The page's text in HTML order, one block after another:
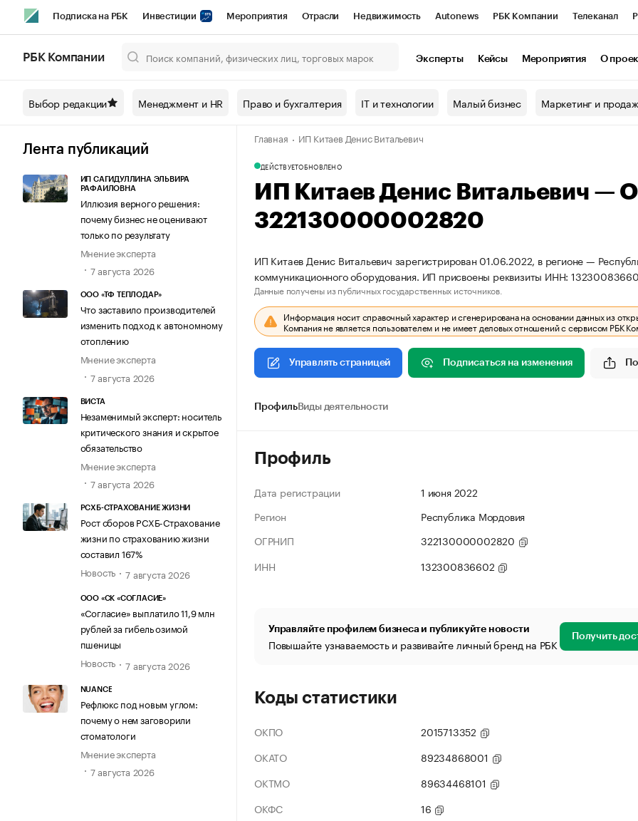
Подписка на РБК Инвестиции Мероприятия Отрасли Недвижимость Autonews РБК Компании Телеканал
Спецпроекты СПб Конференции СПб Спецпроекты Проверка контрагентов
Технологии и медиа Рынок наличной валюты
РБК Компании Эксперты Кейсы Мероприятия О
Выбор редакции Менеджмент и HR Право и бухгалтерия IT и технологии Малый бизнес Маркетинг и
Лента публикаций
ИП САГИДУЛЛИНА ЭЛЬВИРА
РАФАИЛОВНА
Иллюзия верного решения:
почему бизнес не оценивают
только по результату
Мнение эксперта
7 августа 2026
ООО «ТФ ТЕПЛОДАР»
Что заставило производителей
изменить подход к автономному
отоплению
Мнение эксперта
7 августа 2026
ВИСТА
Незаменимый эксперт: носитель
критического знания и скрытое
обязательство
Мнение эксперта
7 августа 2026
РСХБ-СТРАХОВАНИЕ ЖИЗНИ
Рост сборов РСХБ-Страхование
жизни по страхованию жизни
составил 167%
Новость
7 августа 2026
ООО «СК «СОГЛАСИЕ»
«Согласие» выплатило 11,9 млн
рублей за гибель озимой
пшеницы
Новость
7 августа 2026
NUANCE
Рефлюкс под новым углом:
почему о нем заговорили
стоматологи
Мнение эксперта
7 августа 2026
Главная ИП Китаев Денис Витальевич
ДЕЙСТВУЕТОБНОВЛЕНО
ИП Китаев Денис Витальевич —
322130000002820
ИП Китаев Денис Витальевич зарегистрирован 01.06.2022, в регионе —
коммуникационного оборудования. ИП присвоены реквизиты ИНН:
Данные получены из публичных государственных источников.
Информация носит справочный характер и сгенерирована на основании данных из
Компания не является пользователем и не имеет деловых отношений с сервисом РБК
Управлять страницей Подписаться на изменения
ПрофильВиды деятельности
Профиль
Дата регистрации
1 июня 2022
Регион
Республика Мордовия
ОГРНИП
322130000002820
ИНН
132300836602
Управляйте профилем бизнеса и публикуйте новости
Повышайте узнаваемость и развивайте личный бренд на РБК Получить
Коды статистики
ОКПО
2015713352
ОКАТО
89234868001
ОКТМО
89634468101
ОКФС
16